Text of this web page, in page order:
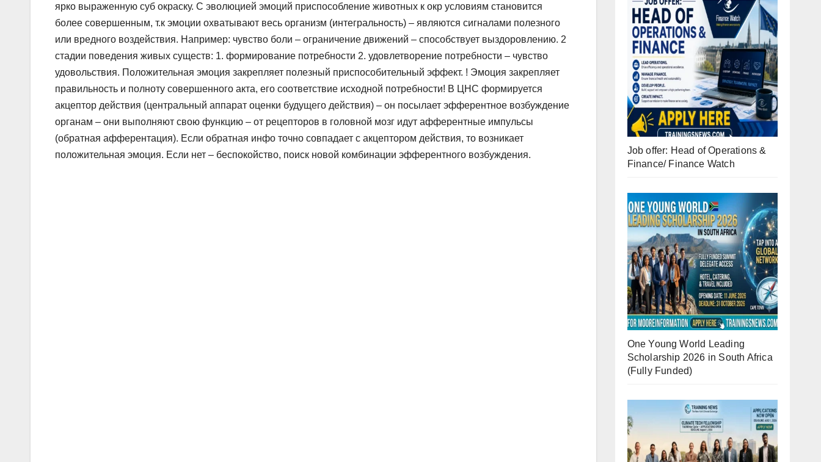
ярко выраженную суб окраску. С эволюцией эмоций приспособление животных к окр условиям становится
более совершенным, т.к эмоции охватывают весь организм (интегральность) – являются сигналами полезного
или вредного воздействия. Например: чувство боли – ограничение движений – способствует выздоровлению. 2
стадии поведения живых существ: 1. формирование потребности 2. удовлетворение потребности – чувство
удовольствия. Положительная эмоция закрепляет полезный приспособительный эффект. ! Эмоция закрепляет
правильность и полноту совершенного акта, его соответствие исходной потребности! В ЦНС формируется
акцептор действия (центральный аппарат оценки будущего действия) – он посылает эфферентное возбуждение
органам – они выполняют свою функцию – от рецепторов в головной мозг идут афферентные импульсы
(обратная афферентация). Если обратная инфо точно совпадает с акцептором действия, то возникает
положительная эмоция. Если нет – беспокойство, поиск новой комбинации эфферентного возбуждения.
Job offer: Head of Operations &
Finance/ Finance Watch
One Young World Leading
Scholarship 2026 in South Africa
(Fully Funded)